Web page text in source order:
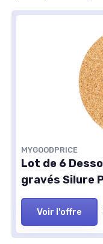
MYGOODPRICE
Lot de 6
gravés Silure
Voir l'offre